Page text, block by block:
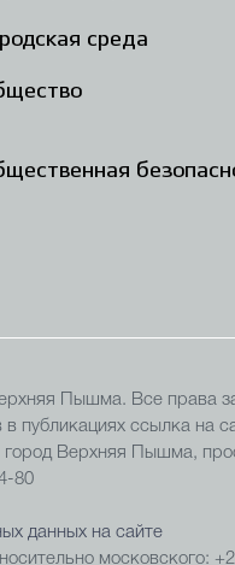
среда
Пышма. Все права
публикациях ссылка на
Верхняя Пышма,
80
данных на сайте
московского: